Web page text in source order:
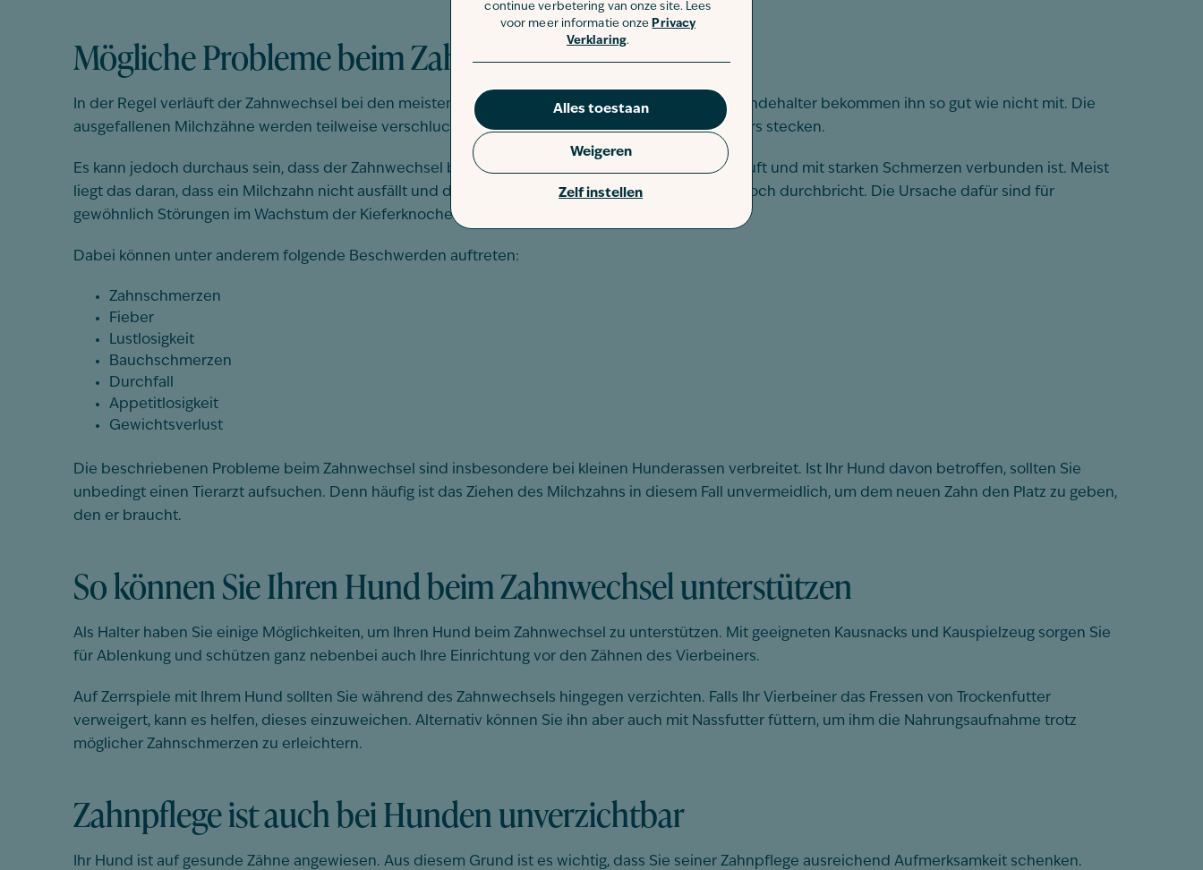
continue verbetering van onze site. Lees
voor meer informatie onze Privacy
Verklaring.
Alles toestaan
Zelf instellen
Weigeren
Mögliche Probleme beim Zahnwechsel
In der Regel verläuft der Zahnwechsel bei den meisten Hunden ohne größere Probleme. Viele Hundehalter bekommen ihn so gut wie nicht mit. Die
ausgefallenen Milchzähne werden teilweise verschluckt oder bleiben im Spielzeug des Vierbeiners stecken.
Es kann jedoch durchaus sein, dass der Zahnwechsel bei Ihrem Hund nicht ohne Störungen verläuft und mit starken Schmerzen verbunden ist. Meist
liegt das daran, dass ein Milchzahn nicht ausfällt und der darunter liegende bleibende Zahn dennoch durchbricht. Die Ursache dafür sind für
gewöhnlich Störungen im Wachstum der Kieferknochen.
Dabei können unter anderem folgende Beschwerden auftreten:
Zahnschmerzen
Fieber
Lustlosigkeit
Bauchschmerzen
Durchfall
Appetitlosigkeit
Gewichtsverlust
Die beschriebenen Probleme beim Zahnwechsel sind insbesondere bei kleinen Hunderassen verbreitet. Ist Ihr Hund davon betroffen, sollten Sie
unbedingt einen Tierarzt aufsuchen. Denn häufig ist das Ziehen des Milchzahns in diesem Fall unvermeidlich, um dem neuen Zahn den Platz zu geben,
den er braucht.
So können Sie Ihren Hund beim Zahnwechsel unterstützen
Als Halter haben Sie einige Möglichkeiten, um Ihren Hund beim Zahnwechsel zu unterstützen. Mit geeigneten Kausnacks und Kauspielzeug sorgen Sie
für Ablenkung und schützen ganz nebenbei auch Ihre Einrichtung vor den Zähnen des Vierbeiners.
Auf Zerrspiele mit Ihrem Hund sollten Sie während des Zahnwechsels hingegen verzichten. Falls Ihr Vierbeiner das Fressen von Trockenfutter
verweigert, kann es helfen, dieses einzuweichen. Alternativ können Sie ihn aber auch mit Nassfutter füttern, um ihm die Nahrungsaufnahme trotz
möglicher Zahnschmerzen zu erleichtern.
Zahnpflege ist auch bei Hunden unverzichtbar
Ihr Hund ist auf gesunde Zähne angewiesen. Aus diesem Grund ist es wichtig, dass Sie seiner Zahnpflege ausreichend Aufmerksamkeit schenken.